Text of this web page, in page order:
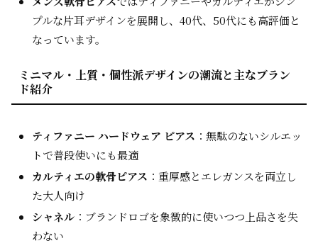
プルな片耳デザインを展開し、40代、50代にも高評価と
なっています。
ミニマル・上質・個性派デザインの潮流と主なブラン
ド紹介
ティファニー ハードウェア ピアス ：無駄のないシルエッ
トで普段使いにも最適
カルティエの軟骨ピアス ：重厚感とエレガンスを両立し
た大人向け
シャネル ：ブランドロゴを象徴的に使いつつ上品さを失
わない